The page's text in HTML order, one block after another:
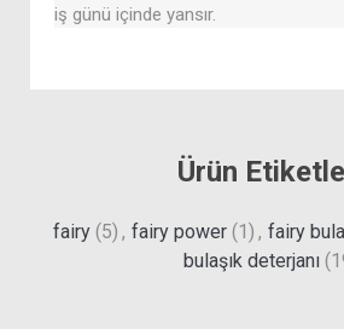
iş günü içinde yansır.
Ürün
fairy (5) , fairy power (1) , fairy
bulaşık deterjanı